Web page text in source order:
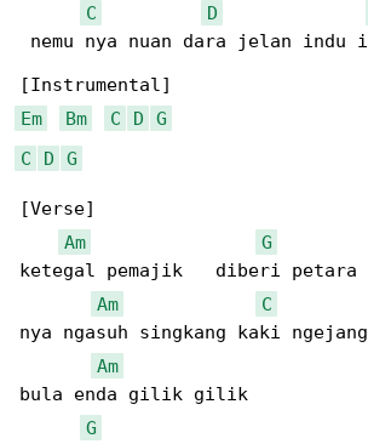
C
D
nemu nya nuan dara jelan indu
Em
Bm C D
G
C
D G
[Verse]
Am
G
ketegal pemajik   diberi petara
Am
C
nya ngasuh singkang kaki
Am
bula enda gilik gilik
G